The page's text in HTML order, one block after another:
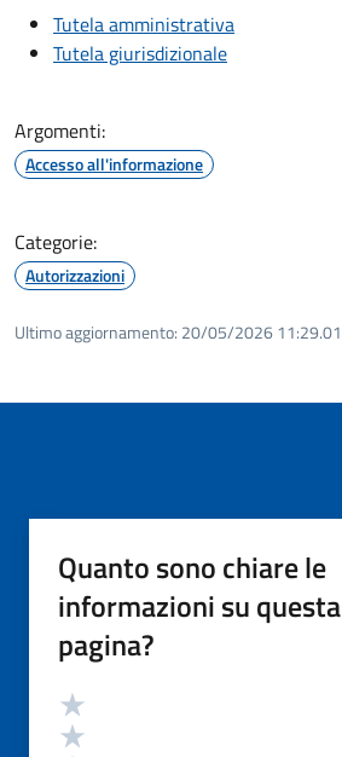
Tutela amministrativa
Tutela giurisdizionale
Argomenti:
Accesso all'informazione
Categorie:
Autorizzazioni
Ultimo aggiornamento: 20/05/2026 11:29.01
Quanto sono chiare le
informazioni su questa
pagina?
Valutazione